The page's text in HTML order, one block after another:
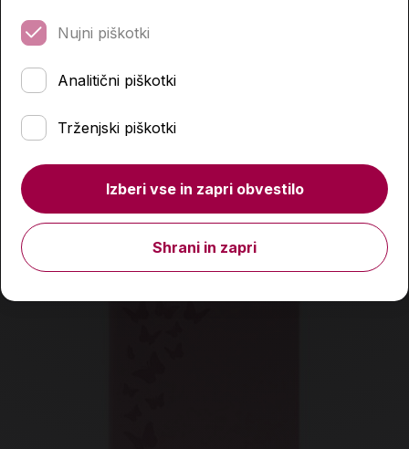
14,99 €
Izdelka trenutno ni na zalogi.
poslovalnicah
Podobni izdelki
Nujni piškotki
Analitični piškotki
Trženjski piškotki
Izberi vse in zapri obvestilo
Shrani in zapri